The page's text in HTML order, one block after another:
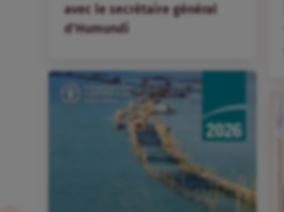
avec le secrétaire général
d’Humundi